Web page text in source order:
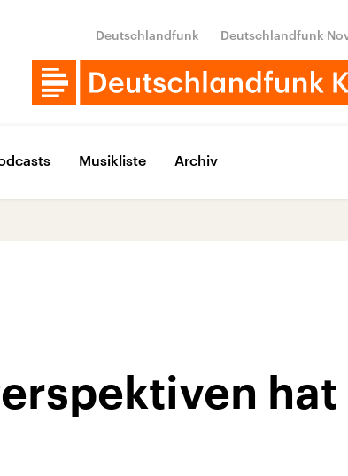
Deutschlandfunk Deutschlandfunk
Musikliste Archiv